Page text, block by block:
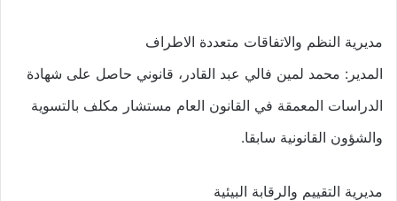
مديرية النظم والاتفاقات متعددة الاطراف
المدير: محمد لمين فالي عبد القادر، قانوني حاصل على شهادة
الدراسات المعمقة في القانون العام مستشار مكلف بالتسوية
والشؤون القانونية سابقا.
مديرية التقييم والرقابة البيئية